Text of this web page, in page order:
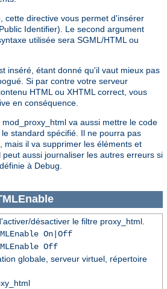
cette directive vous permet d'insérer
Identifier). Le second argument
utilisée sera SGML/HTML ou
inséré, étant donné qu'il vaut mieux pas
Si par contre votre serveur
HTML ou XHTML correct, vous
en conséquence.
va aussi mettre le code
standard spécifié. Il ne pourra pas
mais il va supprimer les éléments et
aussi journaliser les autres erreurs si
à Debug.
désactiver le filtre proxy_html.
On|Off
Off
globale, serveur virtuel, répertoire